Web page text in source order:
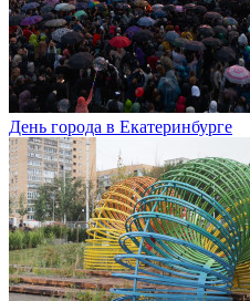
День города в Екатеринбурге